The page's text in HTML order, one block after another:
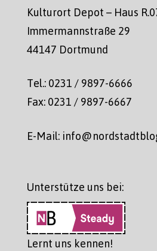
Kulturort Depot – Haus
Immermannstraße 29
44147 Dortmund
Tel.: 0231 / 9897-6666
Fax: 0231 / 9897-6667
E-Mail:
Unterstütze uns bei:
Lernt uns kennen!